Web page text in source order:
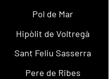
Pol de Mar
Hipòlit de Voltregà
Sant Feliu Sasserra
Pere de Ribes